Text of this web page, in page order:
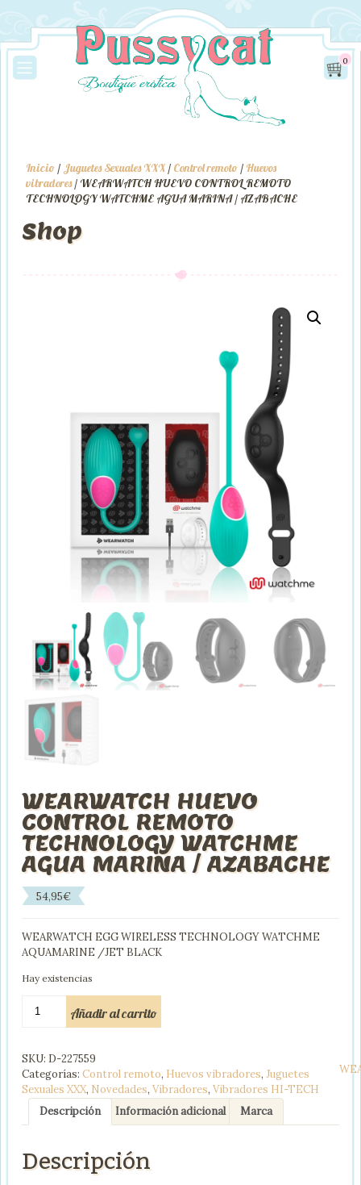
0
Inicio / Juguetes Sexuales XXX / Control remoto / Huevos
vibradores/ WEARWATCH HUEVO CONTROL REMOTO
TECHNOLOGY WATCHME AGUA MARINA / AZABACHE
Shop
WEARWATCH HUEVO
CONTROL REMOTO
TECHNOLOGY WATCHME
AGUA MARINA / AZABACHE
54,95€
WEARWATCH EGG WIRELESS TECHNOLOGY WATCHME
AQUAMARINE /JET BLACK
Hay existencias
HUEVO
TECHNOLOGY
WATCHME
AGUA
MARINA
/
cantidad
Añadir al carrito
SKU: D-227559
Categorías: Control remoto, Huevos vibradores, Juguetes
Sexuales XXX, Novedades, Vibradores, Vibradores HI-TECH
Descripción Información adicional Marca
Descripción